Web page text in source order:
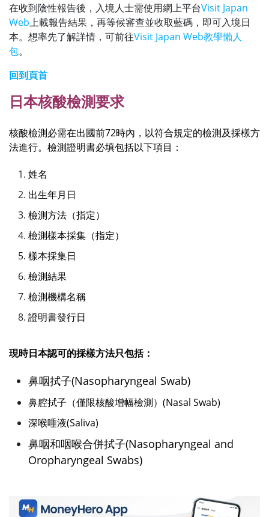
在收到陰性報告後，入境人士需使用網上平台Visit Japan
Web上載報告結果，再等候審查並收取藍碼，即可入境日
本。想率先了解詳情，可前往Visit Japan Web教學懶人
包。
回到頁首
日本核酸檢測要求
核酸檢測必需在出國前72時內，以符合規定的檢測及採樣方
法進行。檢測證明書必填包括以下項目：
姓名
出生年月日
檢測方法（指定）
檢測樣本採集（指定）
樣本採集日
檢測結果
檢測機構名稱
證明書發行日
現時日本認可的採樣方法只包括：
鼻咽拭子(Nasopharyngeal Swab)
鼻腔拭子（僅限核酸增幅檢測）(Nasal Swab)
深喉唾液(Saliva)
鼻咽和咽喉合併拭子(Nasopharyngeal and
Oropharyngeal Swabs)